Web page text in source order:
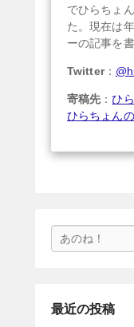
でひらちょ
た。現在は
ーの記事を
Twitter：
寄稿先 ：ひ
ひらちょん
索
最近の投稿